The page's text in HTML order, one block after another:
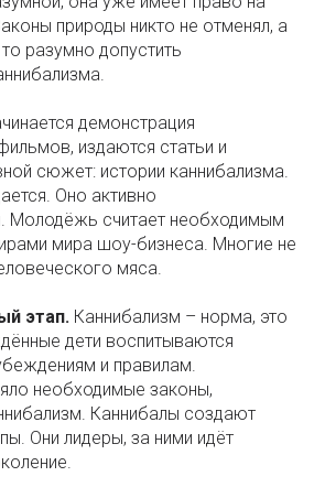
природы никто не отменял, а
разумно допустить
демонстрация
издаются статьи и
сюжет: истории каннибализма.
Оно активно
Молодёжь считает необходимым
мира шоу-бизнеса. Многие не
мяса.
этап. Каннибализм – норма, это
дети воспитываются
и правилам.
необходимые законы,
Каннибалы создают
Они лидеры, за ними идёт